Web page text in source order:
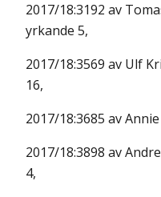
2017/18:3192 av
yrkande 5,
2017/18:3569 av Ulf
16,
2017/18:3685 av
2017/18:3898 av
4,